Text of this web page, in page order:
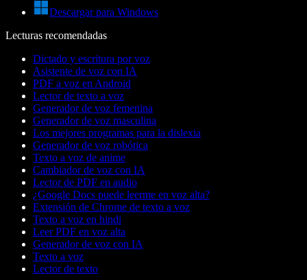
Descargar para Windows
Lecturas recomendadas
Dictado y escritura por voz
Asistente de voz con IA
PDF a voz en Android
Lector de texto a voz
Generador de voz femenina
Generador de voz masculina
Los mejores programas para la dislexia
Generador de voz robótica
Texto a voz de anime
Cambiador de voz con IA
Lector de PDF en audio
¿Google Docs puede leerme en voz alta?
Extensión de Chrome de texto a voz
Texto a voz en hindi
Leer PDF en voz alta
Generador de voz con IA
Texto a voz
Lector de texto